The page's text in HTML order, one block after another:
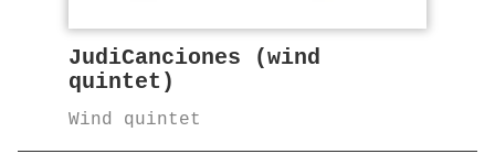
JudiCanciones (wind
quintet)
Wind quintet